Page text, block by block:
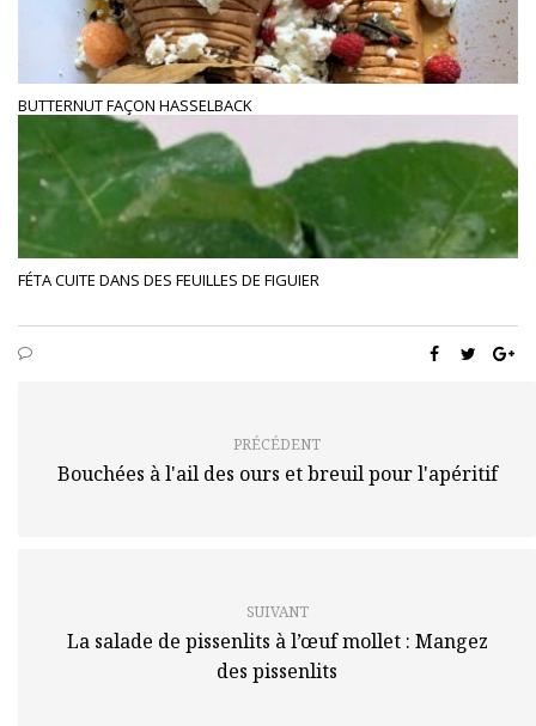
BUTTERNUT FAÇON HASSELBACK
FÉTA CUITE DANS DES FEUILLES DE FIGUIER
PRÉCÉDENT
Bouchées à l'ail des ours et breuil pour l'apéritif
SUIVANT
La salade de pissenlits à l’œuf mollet : Mangez
des pissenlits